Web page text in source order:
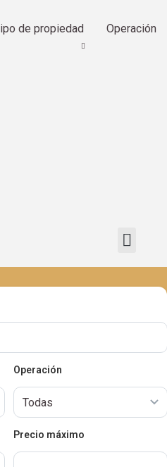
de propiedad Operación
Operación
Precio máximo